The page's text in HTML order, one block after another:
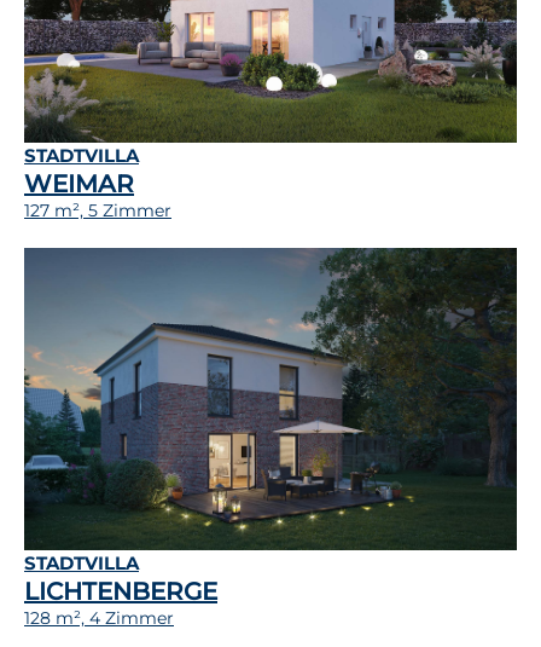
STADTVILLA
WEIMAR
127 m², 5 Zimmer
STADTVILLA
LICHTENBERGE
128 m², 4 Zimmer